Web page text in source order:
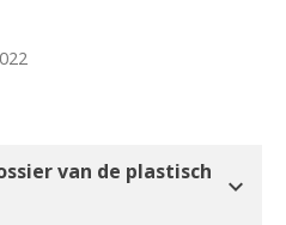
van de plastisch
expand_more